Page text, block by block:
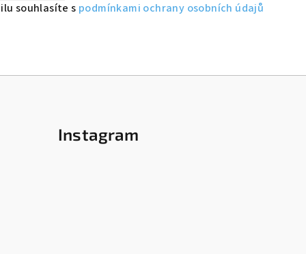
souhlasíte s podmínkami ochrany osobních údajů
Instagram